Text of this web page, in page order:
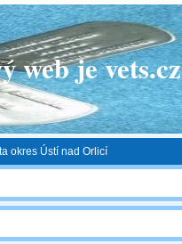
web je vets.cz
okres Ústí nad Orlicí